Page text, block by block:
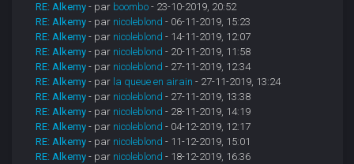
RE: Alkemy - par boombo - 23-10-2019, 20:52
RE: Alkemy - par nicoleblond - 06-11-2019, 15:23
RE: Alkemy - par nicoleblond - 14-11-2019, 12:07
RE: Alkemy - par nicoleblond - 20-11-2019, 11:58
RE: Alkemy - par nicoleblond - 27-11-2019, 12:34
RE: Alkemy - par la queue en airain - 27-11-2019, 13:24
RE: Alkemy - par nicoleblond - 27-11-2019, 13:38
RE: Alkemy - par nicoleblond - 28-11-2019, 14:19
RE: Alkemy - par nicoleblond - 04-12-2019, 12:17
RE: Alkemy - par nicoleblond - 11-12-2019, 15:01
RE: Alkemy - par nicoleblond - 18-12-2019, 16:36